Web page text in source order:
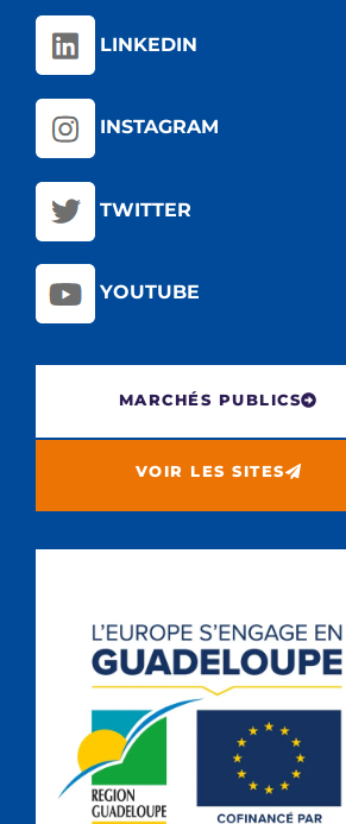
LINKEDIN
INSTAGRAM
TWITTER
YOUTUBE
MARCHÉS PUBLICS
VOIR LES SITES